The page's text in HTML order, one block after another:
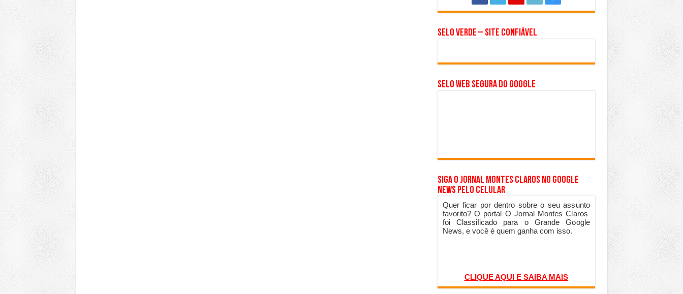
Selo Verde – Site Confiável
SELO WEB SEGURA do GOOGLE
Siga o Jornal Montes Claros no Google
News pelo Celular
Quer ficar por dentro sobre o seu assunto
favorito? O portal O Jornal Montes Claros
foi Classificado para o Grande Google
News, e você é quem ganha com isso.
CLIQUE AQUI E SAIBA MAIS